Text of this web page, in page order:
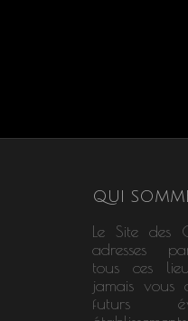
QUI
Le Site des
adresses
tous ces
jamais vous
futurs